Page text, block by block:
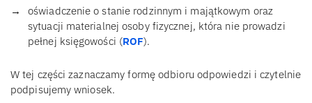
oświadczenie o stanie rodzinnym i majątkowym oraz
sytuacji materialnej osoby fizycznej, która nie prowadzi
pełnej księgowości (ROF).
W tej części zaznaczamy formę odbioru odpowiedzi i czytelnie
podpisujemy wniosek.